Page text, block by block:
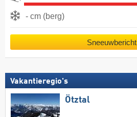
- cm (berg)
Sneeuwbericht
Vakantieregio's
Ötztal